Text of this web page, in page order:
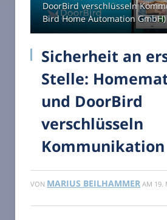
DoorBird verschlüsseln
Bird Home Automation GmbH)
Sicherheit an
Stelle:
und DoorBird
verschlüsseln
Kommunikation
VON MARIUS BEILHAMMER AM 19.